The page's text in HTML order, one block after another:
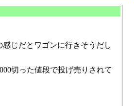
じだとワゴンに行きそうだし
切った値段で投げ売りされて